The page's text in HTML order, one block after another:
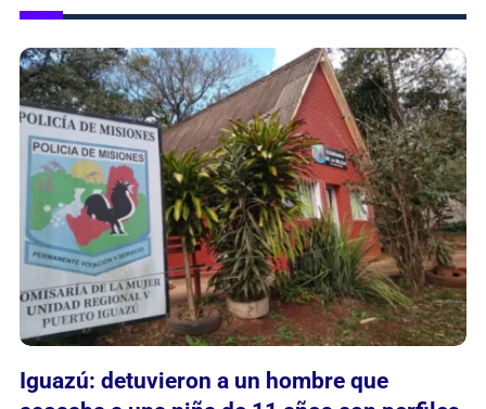
Iguazú: detuvieron a un hombre que
acosaba a una niña de 11 años con perfiles